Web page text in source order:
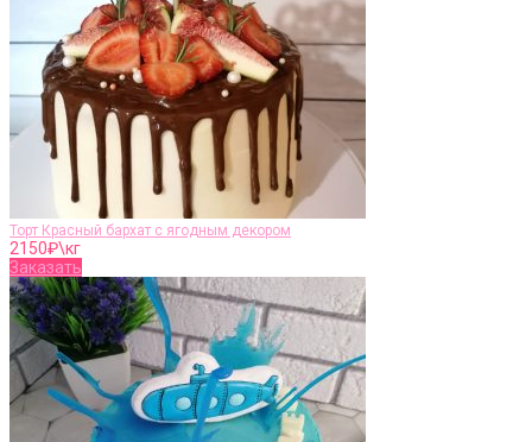
Торт Красный бархат с ягодным декором
2150₽\кг
Заказать